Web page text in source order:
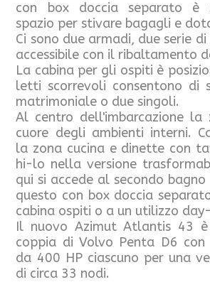
con box doccia separato è
spazio per stivare bagagli e
Ci sono due armadi, due serie
accessibile con il ribaltamento
La cabina per gli ospiti è
letti scorrevoli consentono di
matrimoniale o due singoli.
Al centro dell'imbarcazione
cuore degli ambienti interni.
la zona cucina e dinette con
hi-lo nella versione
qui si accede al secondo
questo con box doccia
cabina ospiti o a un utilizzo
Il nuovo Azimut Atlantis 43
coppia di Volvo Penta D6 con
da 400 HP ciascuno per una
di circa 33 nodi.